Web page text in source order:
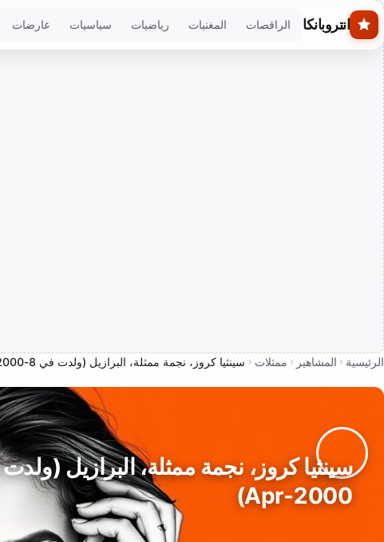
Skip to main content
انتروبانكا الراقصات المغنيات رياضيات سياسيات عارضات
الرئيسية المشاهير ممثلات سينثيا كروز، نجمة ممثلة، البرازيل (ولدت في 8-Apr-2000)
Apr-2000)